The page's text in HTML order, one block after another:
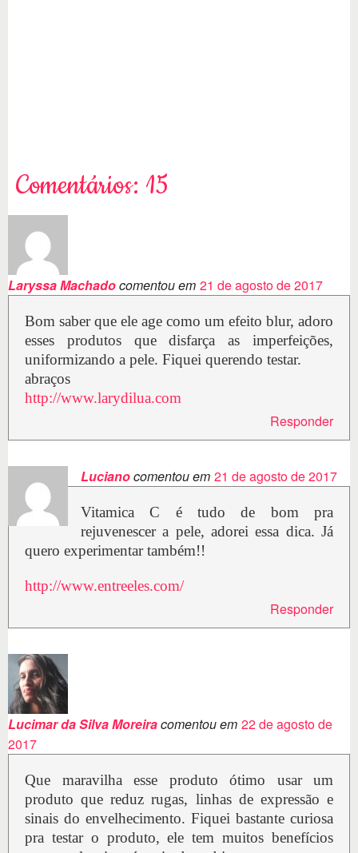
Comentários: 15
Laryssa Machadocomentou em 21 de agosto de 2017
Bom saber que ele age como um efeito blur, adoro
esses produtos que disfarça as imperfeições,
uniformizando a pele. Fiquei querendo testar.
abraços
http://www.larydilua.com
Responder
Lucianocomentou em 21 de agosto de 2017
Vitamica C é tudo de bom pra
rejuvenescer a pele, adorei essa dica. Já
quero experimentar também!!
http://www.entreeles.com/
Responder
Lucimar da Silva Moreiracomentou em 22 de agosto de
2017
Que maravilha esse produto ótimo usar um
produto que reduz rugas, linhas de expressão e
sinais do envelhecimento. Fiquei bastante curiosa
pra testar o produto, ele tem muitos benefícios